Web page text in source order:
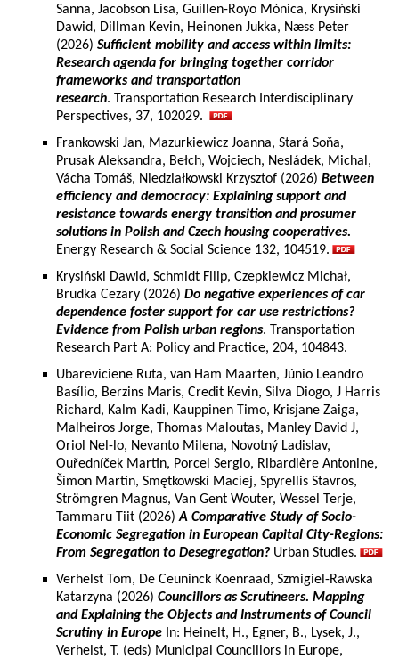
Sanna, Jacobson Lisa, Guillen-Royo Mònica, Krysiński
Dawid, Dillman Kevin, Heinonen Jukka, Næss Peter
(2026) Sufficient mobility and access within limits:
Research agenda for bringing together corridor
frameworks and transportation
research. Transportation Research Interdisciplinary
Perspectives, 37, 102029.
Frankowski Jan, Mazurkiewicz Joanna, Stará Soňa,
Prusak Aleksandra, Bełch, Wojciech, Nesládek, Michal,
Vácha Tomáš, Niedziałkowski Krzysztof (2026) Between
efficiency and democracy: Explaining support and
resistance towards energy transition and prosumer
solutions in Polish and Czech housing cooperatives.
Energy Research & Social Science 132, 104519.
Krysiński Dawid, Schmidt Filip, Czepkiewicz Michał,
Brudka Cezary (2026) Do negative experiences of car
dependence foster support for car use restrictions?
Evidence from Polish urban regions. Transportation
Research Part A: Policy and Practice, 204, 104843.
Ubareviciene Ruta, van Ham Maarten, Júnio Leandro
Basílio, Berzins Maris, Credit Kevin, Silva Diogo, J Harris
Richard, Kalm Kadi, Kauppinen Timo, Krisjane Zaiga,
Malheiros Jorge, Thomas Maloutas, Manley David J,
Oriol Nel-lo, Nevanto Milena, Novotný Ladislav,
Ouředníček Martin, Porcel Sergio, Ribardière Antonine,
Šimon Martin, Smętkowski Maciej, Spyrellis Stavros,
Strömgren Magnus, Van Gent Wouter, Wessel Terje,
Tammaru Tiit (2026)A Comparative Study of Socio-
Economic Segregation in European Capital City-Regions:
From Segregation to Desegregation? Urban Studies.
Verhelst Tom, De Ceuninck Koenraad, Szmigiel-Rawska
Katarzyna (2026) Councillors as Scrutineers. Mapping
and Explaining the Objects and Instruments of Council
Scrutiny in Europe In: Heinelt, H., Egner, B., Lysek, J.,
Verhelst, T. (eds) Municipal Councillors in Europe,